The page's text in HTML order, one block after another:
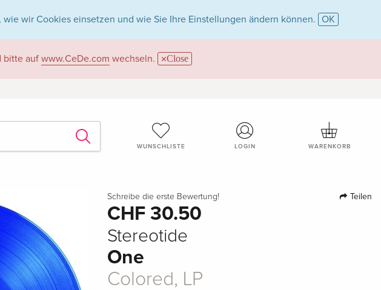
wie wir Cookies einsetzen und wie Sie Ihre Einstellungen ändern können. OK
bitte auf www.CeDe.com wechseln. Close
WUNSCHLISTE LOGIN WARENKORB
Schreibe die erste Bewertung! Teilen
CHF 30.50
Stereotide
One
Colored, LP